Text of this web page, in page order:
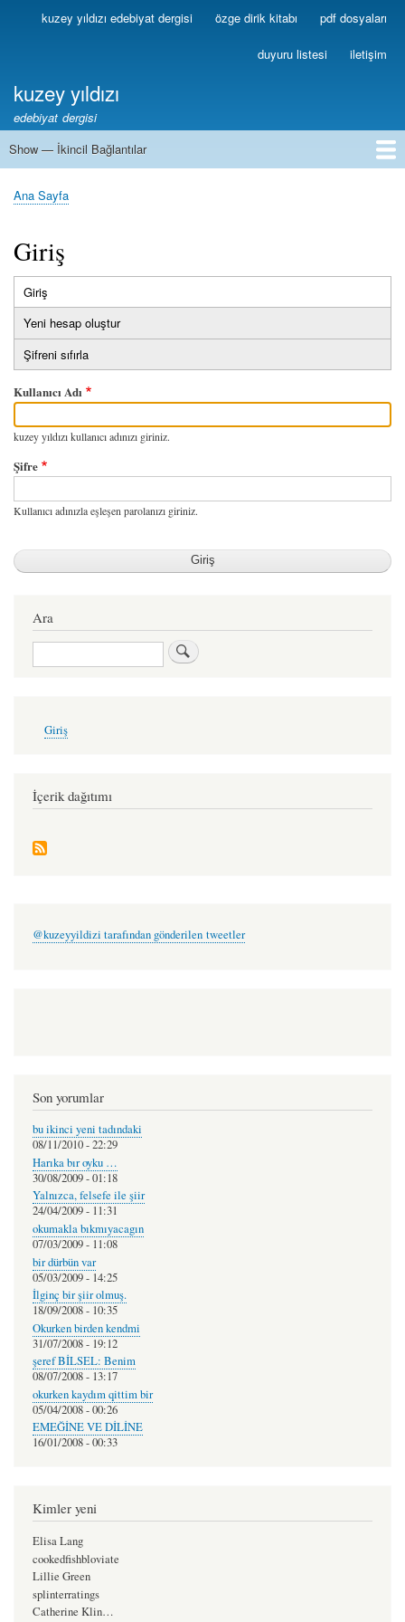
Ana
içeriğe
Birincilkuzey yıldızı edebiyat dergisi özge dirik kitabı pdf dosyaları
duyuru listesi iletişim
kuzey yıldızı
edebiyat dergisi
İkincil
Show — İkincil Bağlantılar
1
2
3
4
5
6
7
8
9
10
11
12
13
Sayfa
Ana Sayfa
Giriş
Birincil
sekmeler
Giriş
sekme)
Yeni hesap oluştur
Şifreni sıfırla
Kullanıcı Adı
kuzey yıldızı kullanıcı adınızı giriniz.
Şifre
Kullanıcı adınızla eşleşen parolanızı giriniz.
Ara
Ara
account
Giriş
İçerik dağıtımı
@kuzeyyildizi tarafından gönderilen tweetler
Son yorumlar
bu ikinci yeni tadındaki
08/11/2010 - 22:29
Harıka bır oyku …
30/08/2009 - 01:18
Yalnızca, felsefe ile şiir
24/04/2009 - 11:31
okumakla bıkmıyacagın
07/03/2009 - 11:08
bir dürbün var
05/03/2009 - 14:25
İlginç bir şiir olmuş.
18/09/2008 - 10:35
Okurken birden kendmi
31/07/2008 - 19:12
şeref BİLSEL: Benim
08/07/2008 - 13:17
okurken kaydım qittim bir
05/04/2008 - 00:26
EMEĞİNE VE DİLİNE
16/01/2008 - 00:33
Kimler yeni
Elisa Lang
cookedfishbloviate
Lillie Green
splinterratings
Catherine Klin…